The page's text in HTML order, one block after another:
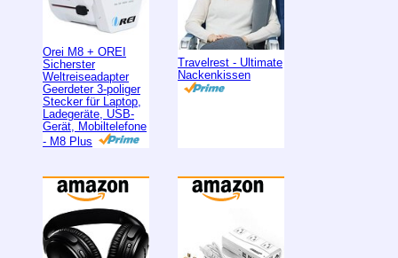
Orei M8 + OREI
Sicherster
Weltreiseadapter
Geerdeter 3-poliger
Stecker für Laptop,
Ladegeräte, USB-
Gerät, Mobiltelefone
- M8 Plus
Travelrest - Ultimate
Nackenkissen